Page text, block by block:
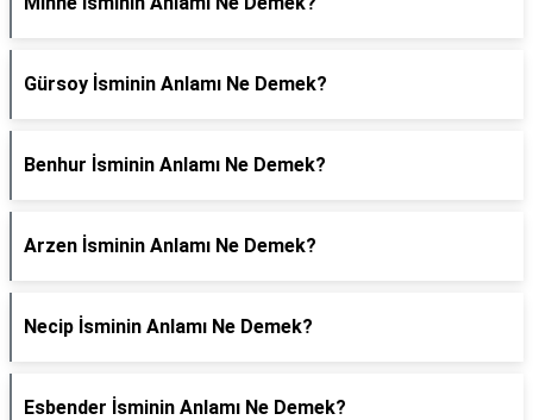
Gürsoy İsminin Anlamı Ne Demek?
Benhur İsminin Anlamı Ne Demek?
Arzen İsminin Anlamı Ne Demek?
Necip İsminin Anlamı Ne Demek?
Esbender İsminin Anlamı Ne Demek?